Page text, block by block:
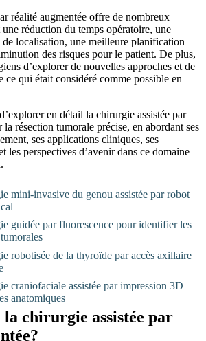
réalité augmentée offre de nombreux
réduction du temps opératoire, une
localisation, une meilleure planification
des risques pour le patient. De plus,
d’explorer de nouvelles approches et de
ce qui était considéré comme possible en
en détail la chirurgie assistée par
la résection tumorale précise, en abordant ses
ses applications cliniques, ses
les perspectives d’avenir dans ce domaine
mini-invasive du genou assistée par robot
guidée par fluorescence pour identifier les
robotisée de la thyroïde par accès axillaire
craniofaciale assistée par impression 3D
anatomiques
la chirurgie assistée par